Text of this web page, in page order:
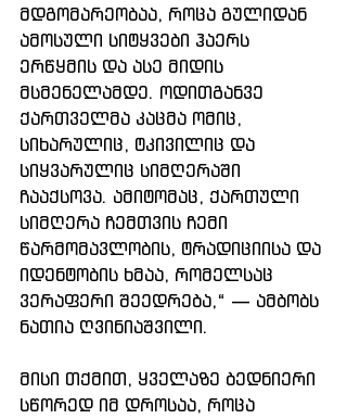
მდგომარეობაა, როცა გულიდან
ამოსული სიტყვები ჰაერს
ერწყმის და ასე მიდის
მსმენელამდე. ოდითგანვე
ქართველმა კაცმა ომიც,
სიხარულიც, ტკივილიც და
სიყვარულიც სიმღერაში
ჩააქსოვა. ამიტომაც, ქართული
სიმღერა ჩემთვის ჩემი
წარმომავლობის, ტრადიციისა და
იდენტობის ხმაა, რომელსაც
ვერაფერი შეედრება,“ — ამბობს
ნათია ღვინიაშვილი.
მისი თქმით, ყველაზე ბედნიერი
სწორედ იმ დროსაა, როცა